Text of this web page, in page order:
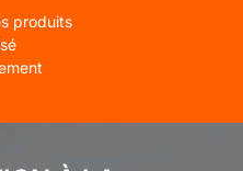
produits